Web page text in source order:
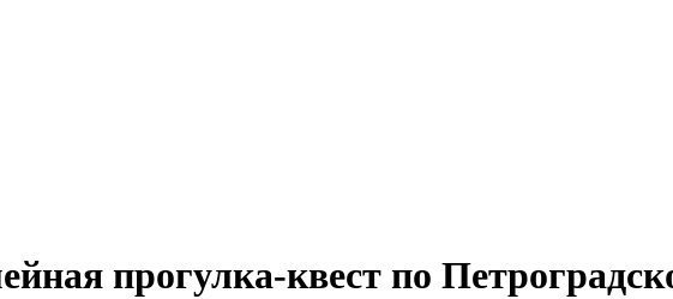
прогулка-квест по